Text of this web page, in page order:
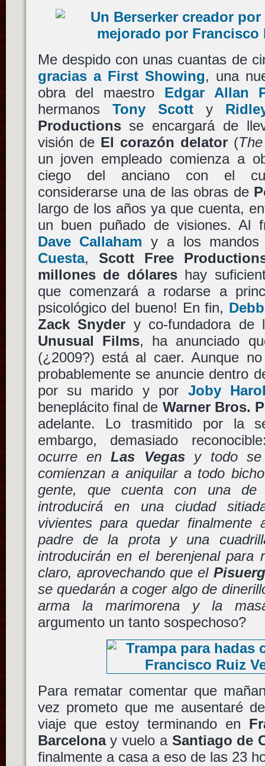
Me despido con unas cuantas de
gracias a First Showing, una
obra del maestro Edgar Allan
hermanos Tony Scotty
Productionsse encargará de
visión de El corazón delator(
un joven empleado comienza a
ciego del anciano con el
considerarse una de las obras de
largo de los años ya que cuenta,
un buen puñado de visiones. Al
Dave Callaham y a los
Cuesta, Scott Free
millones de dólareshay
que comenzará a rodarse a
psicológico del bueno! En fin,
Zack Snyder y co-fundadora de
Unusual Films, ha anunciado
(¿2009?) está al caer. Aunque
probablemente se anuncie dentro
por su marido y por Joby
beneplácito final de Warner Bros.
adelante. Lo trasmitido por la
embargo, demasiado
ocurre enLas Vegasy todo se
comienzan a aniquilar a todo
gente, que cuenta con una de
introducirá en una ciudad
vivientes para quedar finalmente
padre de la prota y una
introducirán en el berenjenal para
claro, aprovechando que el
se quedarán a coger algo de
arma la marimorena y la
argumento un tanto sospechoso?
Para rematar comentar que
vez prometo que me ausentaré
viaje que estoy terminando en
Barcelonay vuelo a Santiago de
finalmente a casa a eso de las 23